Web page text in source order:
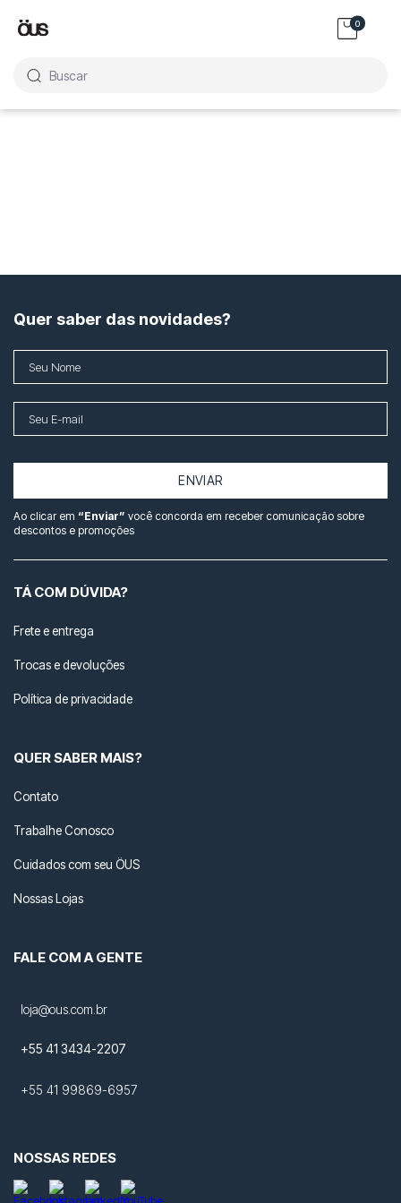
0
Quer saber das novidades?
ENVIAR
Ao clicar em “Enviar” você concorda em receber comunicação sobre
descontos e promoções
TÁ COM DÚVIDA?
Frete e entrega
Trocas e devoluções
Política de privacidade
QUER SABER MAIS?
Contato
Trabalhe Conosco
Cuidados com seu ÖUS
Nossas Lojas
FALE COM A GENTE
loja@ous.com.br
+55 41 3434-2207
+55 41 99869-6957
NOSSAS REDES